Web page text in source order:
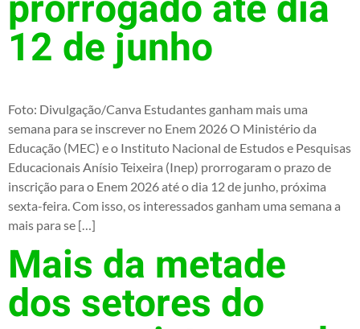
12 de junho
Foto: Divulgação/Canva Estudantes ganham mais uma
semana para se inscrever no Enem 2026 O Ministério da
Educação (MEC) e o Instituto Nacional de Estudos e Pesquisas
Educacionais Anísio Teixeira (Inep) prorrogaram o prazo de
inscrição para o Enem 2026 até o dia 12 de junho, próxima
sexta-feira. Com isso, os interessados ganham uma semana a
mais para se […]
Mais da metade
dos setores do